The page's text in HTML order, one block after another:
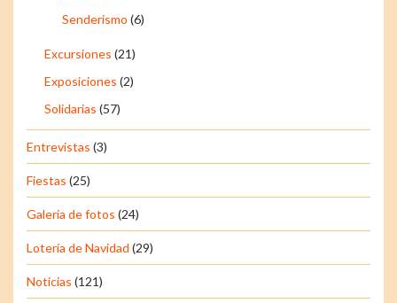
Senderismo (6)
Excursiones (21)
Exposiciones (2)
Solidarias (57)
Entrevistas (3)
Fiestas (25)
Galería de fotos (24)
Lotería de Navidad (29)
Noticias (121)